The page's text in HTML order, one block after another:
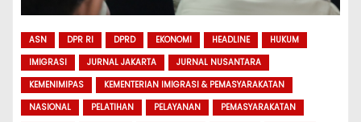
ASN DPR RI DPRD EKONOMI HEADLINE
HUKUM
IMIGRASI
JURNAL JAKARTA
JURNAL NUSANTARA
KEMENIMIPAS
KEMENTERIAN IMIGRASI & PEMASYARAKATAN
NASIONAL
PELATIHAN PELAYANAN
PEMASYARAKATAN